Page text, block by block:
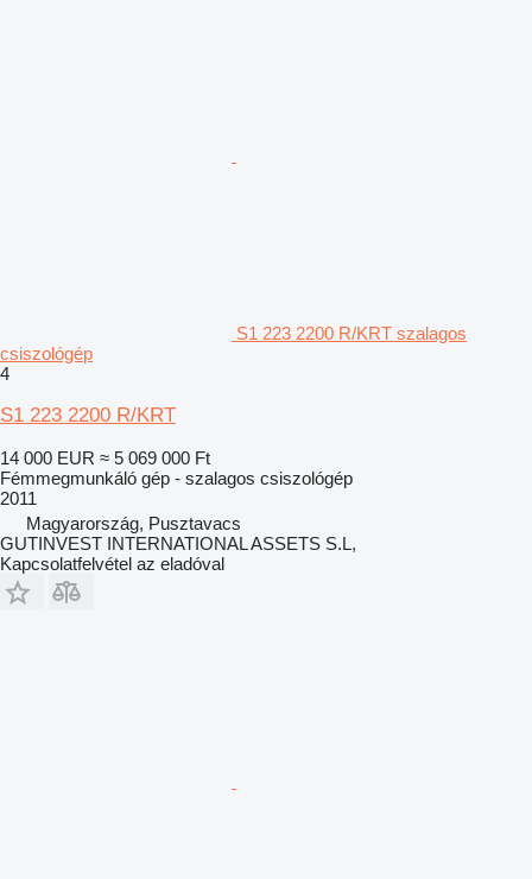
S1 223 2200 R/KRT szalagos
csiszológép
4
S1 223 2200 R/KRT
14 000 EUR ≈ 5 069 000 Ft
Fémmegmunkáló gép - szalagos csiszológép
2011
Magyarország, Pusztavacs
GUTINVEST INTERNATIONAL ASSETS S.L,
Kapcsolatfelvétel az eladóval